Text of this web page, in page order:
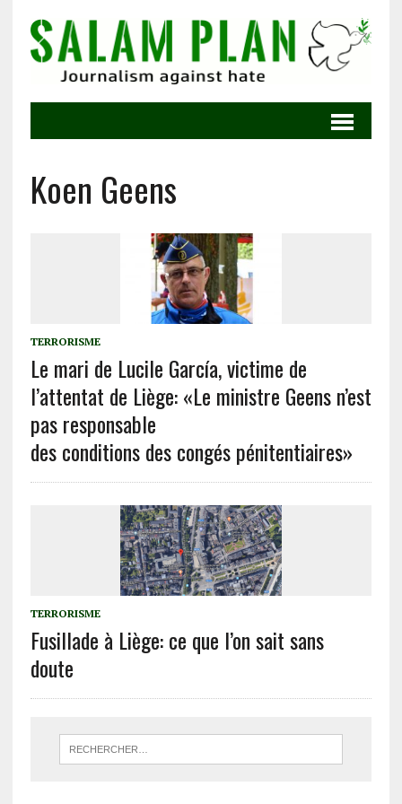
Koen Geens
TERRORISME
Le mari de Lucile García, victime de
l’attentat de Liège: «Le ministre Geens n’est
pas responsable
des conditions des congés pénitentiaires»
TERRORISME
Fusillade à Liège: ce que l’on sait sans
doute